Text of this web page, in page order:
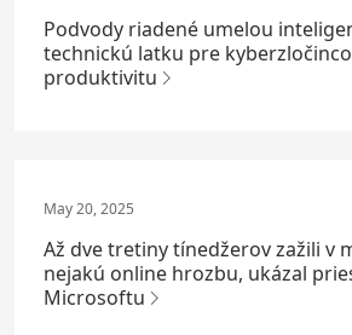
Podvody riadené umelou
technickú latku pre
produktivitu
May 20, 2025
Až dve tretiny tínedžerov zažili v
nejakú online hrozbu, ukázal
Microsoftu